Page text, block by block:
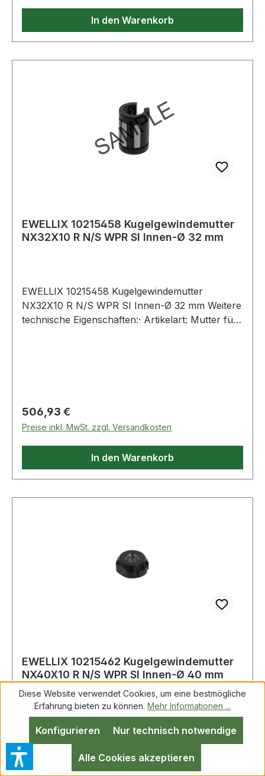
In den Warenkorb
EWELLIX 10215458 Kugelgewindemutter
NX32X10 R N/S WPR SI Innen-Ø 32 mm
EWELLIX 10215458 Kugelgewindemutter
NX32X10 R N/S WPR SI Innen-Ø 32 mm Weitere
technische Eigenschaften:· Artikelart: Mutter für
Regulärer Preis:
506,93 €
Preise inkl. MwSt. zzgl. Versandkosten
In den Warenkorb
EWELLIX 10215462 Kugelgewindemutter
NX40X10 R N/S WPR SI Innen-Ø 40 mm
EWELLIX 10215462 Kugelgewindemutter
NX40X10 R N/S WPR SI Innen-Ø 40 mm
Weitere technische Eigenschaften:· Artikelart:
Mutter für eine gerollte Spindel Weitere
Diese Website verwendet Cookies, um eine bestmögliche
Erfahrung bieten zu können. Mehr Informationen ...
Nur technisch notwendige
Konfigurieren
Alle Cookies akzeptieren